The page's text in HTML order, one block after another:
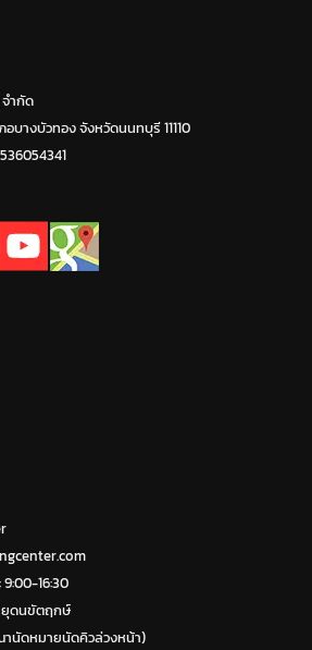
ำกัด
บางบัวทอง จังหวัดนนทบุรี 11110
16:30
ยุดนขัตฤกษ์
นัดหมายนัดคิวล่วงหน้า)